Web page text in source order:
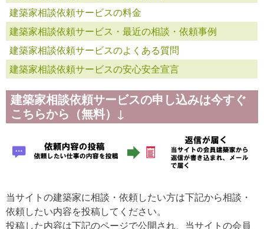
建築家相談依頼サービスの料金
建築家相談依頼サービス・最近の相談・依頼事例
建築家相談依頼サービスのよくある質問
建築家相談依頼サービスの安心安全宣言
建築家相談依頼サービスの申し込みは今すぐ
こちらから（無料）↓
当サイトの建築家に相談・依頼したい方は下記から相談・
依頼したい内容を投稿してください。
投稿した内容は下記のページで公開され、当サイトの会員